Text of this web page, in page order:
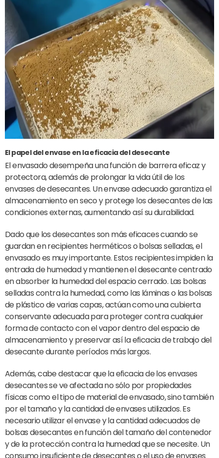
El papel del envase en la eficacia del desecante
El envasado desempeña una función de barrera eficaz y
protectora, además de prolongar la vida útil de los
envases de desecantes. Un envase adecuado garantiza el
almacenamiento en seco y protege los desecantes de las
condiciones externas, aumentando así su durabilidad.
Dado que los desecantes son más eficaces cuando se
guardan en recipientes herméticos o bolsas selladas, el
envasado es muy importante. Estos recipientes impiden la
entrada de humedad y mantienen el desecante centrado
en absorber la humedad del espacio cerrado. Las bolsas
selladas contra la humedad, como las láminas o las bolsas
de plástico de varias capas, actúan como una cubierta
conservante adecuada para proteger contra cualquier
forma de contacto con el vapor dentro del espacio de
almacenamiento y preservar así la eficacia de trabajo del
desecante durante períodos más largos.
Además, cabe destacar que la eficacia de los envases
desecantes se ve afectada no sólo por propiedades
físicas como el tipo de material de envasado, sino también
por el tamaño y la cantidad de envases utilizados. Es
necesario utilizar el envase y la cantidad adecuados de
bolsas desecantes en función del tamaño del contenedor
y de la protección contra la humedad que se necesite. Un